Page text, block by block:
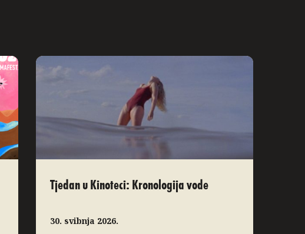
Tjedan u Kinoteci: Kronologija vode
30. svibnja 2026.